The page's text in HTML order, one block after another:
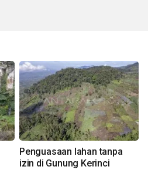
Penguasaan lahan tanpa
izin di Gunung Kerinci